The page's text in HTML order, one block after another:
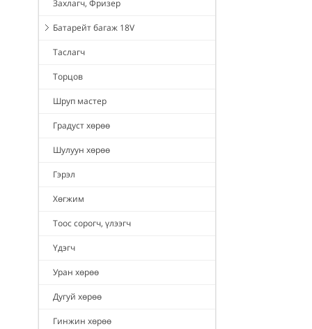
Захлагч, Фризер
Батарейт багаж 18V
Таслагч
Торцов
Шруп мастер
Градуст хөрөө
Шулуун хөрөө
Гэрэл
Хөгжим
Тоос сорогч, үлээгч
Үдэгч
Уран хөрөө
Дугуй хөрөө
Гинжин хөрөө